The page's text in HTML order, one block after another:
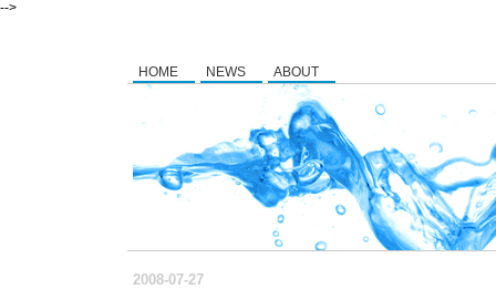
-->
HOME NEWS ABOUT
2008-07-27